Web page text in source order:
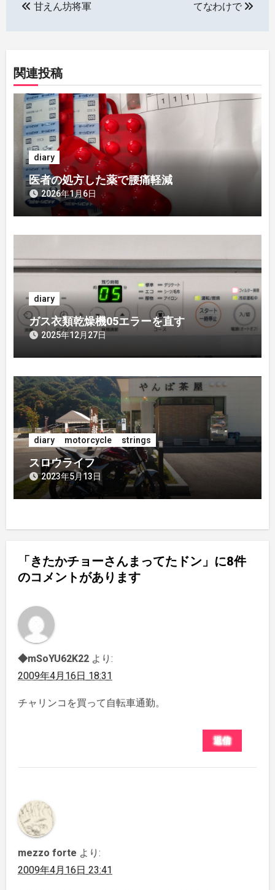
ビ
ゲ
ー
シ
ョ
ン
甘えん坊将軍 てなわけで
関連投稿
diary
医者の処方した薬で腰痛軽減
2026年1月6日
diary
ガス衣類乾燥機05エラーを直す
2025年12月27日
diary motorcycle strings
スロウライフ
2023年5月13日
「きたかチョーさんまってたドン」に8件
のコメントがあります
◆mSoYU62K22 より:
2009年4月16日 18:31
チャリンコを買って自転車通勤。
返信
mezzo forte より:
2009年4月16日 23:41